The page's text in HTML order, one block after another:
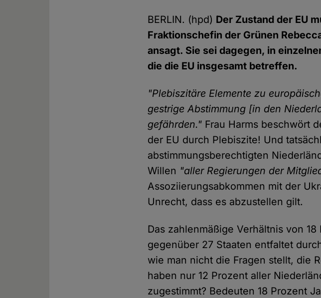
BERLIN. (hpd) Der Zustand der EU
Fraktionschefin der Grünen
ansagt. Sie sei dagegen, in
die die EU insgesamt betreffen.
"Plebiszitäre Elemente zu
gestrige Abstimmung [in den
gefährden." Frau Harms beschwört
der EU durch Plebiszite! Und
abstimmungsberechtigten
Willen "aller Regierungen der
Assoziierungsabkommen mit der
Unrecht, dass es abzustellen gilt.
Das zahlenmäßige Verhältnis von
gegenüber 27 Staaten entfaltet
wie man nicht die Fragen stellt, die
haben nur 12 Prozent aller
zugestimmt? Bedeuten 18 Prozent